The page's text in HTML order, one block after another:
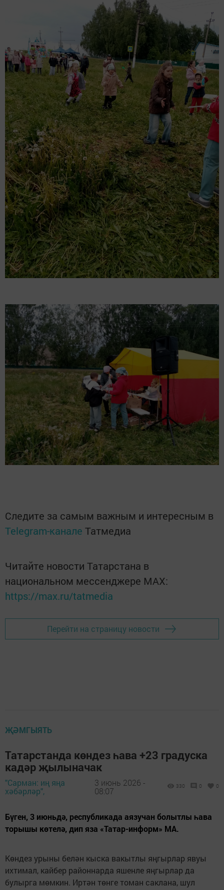
Следите за самым важным и интересным в
Telegram-канале Татмедиа
Читайте новости Татарстана в
национальном мессенджере MАХ:
https://max.ru/tatmedia
Перейти на страницу новости
ҖӘМГЫЯТЬ
Татарстанда көндез һава +23 градуска
кадәр җылыначак
"Сарман: иң яңа
хәбәрләр",
3 июнь 2026 -
08:07
330 0 0
Бүген, 3 июньдә, республикада аязучан болытлы һава
торышы көтелә, дип яза «Татар-информ» МА.
Көндез урыны белән кыска вакытлы яңгырлар явуы
ихтимал, кайбер районнарда яшенле яңгырлар да
булырга мөмкин. Иртән төнге томан саклана, шул